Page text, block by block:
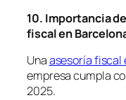
10. Importancia
fiscal en
Unaasesoría fiscal
empresa cumpla
2025.